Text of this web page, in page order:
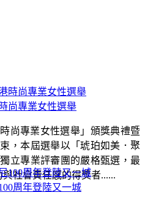
尚專業女性選舉
尚專業女性選舉」頒獎典禮暨
，本屆選舉以「琥珀如美．聚
立專業評審團的嚴格甄選，最
社會責任感的得獎者......
周年登陸又一城